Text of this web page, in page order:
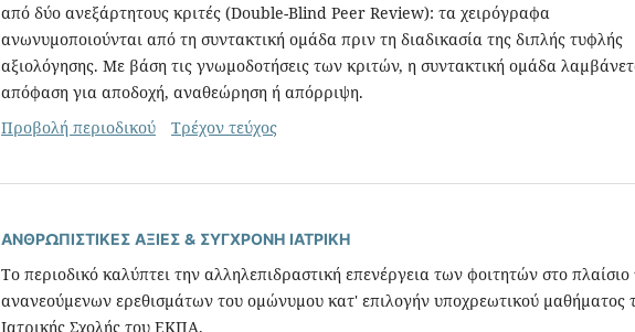
από δύο ανεξάρτητους κριτές (Double-Blind Peer Review): τα χειρόγραφα
ανωνυμοποιούνται από τη συντακτική ομάδα πριν τη διαδικασία της διπλής τυφλής
αξιολόγησης. Με βάση τις γνωμοδοτήσεις των κριτών, η συντακτική ομάδα
απόφαση για αποδοχή, αναθεώρηση ή απόρριψη.
Προβολή περιοδικού
Τρέχον τεύχος
ΑΝΘΡΩΠΙΣΤΙΚΕΣ ΑΞΙΕΣ & ΣΥΓΧΡΟΝΗ ΙΑΤΡΙΚΗ
Το περιοδικό καλύπτει την αλληλεπιδραστική επενέργεια των φοιτητών στο
ανανεούμενων ερεθισμάτων του ομώνυμου κατ' επιλογήν υποχρεωτικού μαθήματος
Ιατρικής Σχολής του ΕΚΠΑ.